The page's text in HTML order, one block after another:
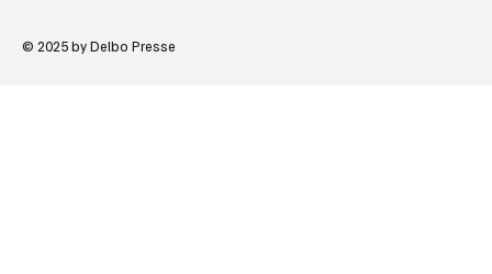
© 2025 by Delbo Presse